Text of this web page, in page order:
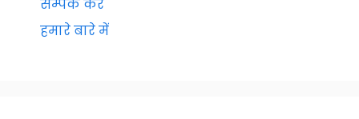
सम्पर्क करें
हमारे बारे में